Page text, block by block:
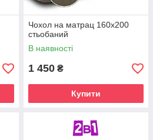
Чохол на матрац 160х200
стьобаний
В наявності
1 450 ₴
Купити